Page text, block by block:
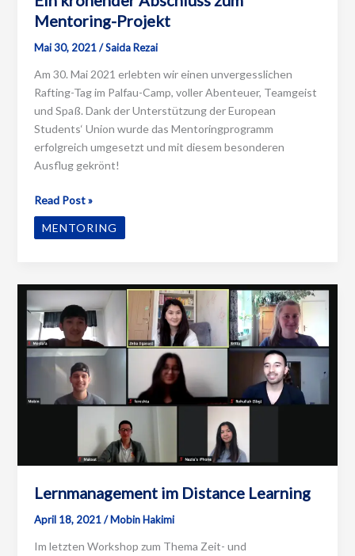
Mentoring-Projekt
Mai 30, 2021/Saida Rezai
Am 30. Mai 2021 erlebten wir einen unvergesslichen
Rafting-Tag im Palfau-Camp, voller Abenteuer, Teamgeist
und Spaß. Dank der Unterstützung der European
Students‘ Union wurde das Mentoringprogramm
erfolgreich umgesetzt und mit diesem besonderen
Ausflug gekrönt!
Ein
krönender
Abschluss
Projekt
Read Post »
MENTORING
Lernmanagement im Distance Learning
April 18, 2021/Mobin Hakimi
Im letzten Workshop zum Thema Zeit- und